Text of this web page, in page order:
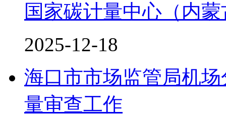
国家碳计量中心（内
2025-12-18
海口市市场监管局机
量审查工作